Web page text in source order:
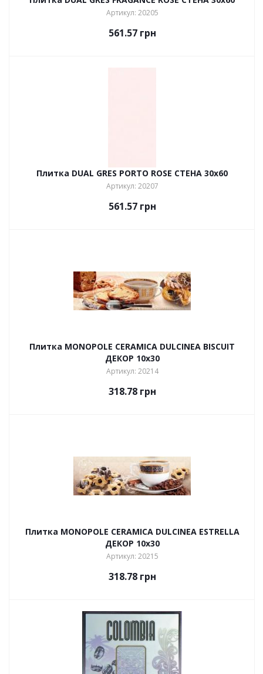
Артикул: 20205
561.57грн
Плитка DUAL GRES PORTO ROSE СТЕНА 30х60
Артикул: 20207
561.57грн
Плитка MONOPOLE CERAMICA DULCINEA BISCUIT
ДЕКОР 10х30
Артикул: 20214
318.78грн
Плитка MONOPOLE CERAMICA DULCINEA ESTRELLA
ДЕКОР 10х30
Артикул: 20215
318.78грн